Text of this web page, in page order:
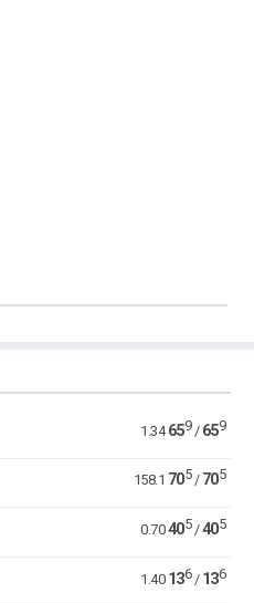
1.34 659/ 659
158.1 705/ 705
0.70 405/405
1.40 136/ 136